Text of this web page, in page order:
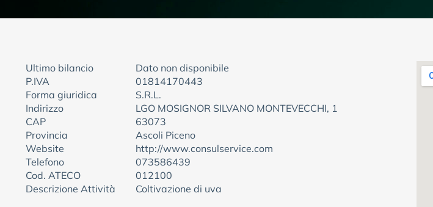
Ultimo bilancio
Dato non disponibile
P.IVA
01814170443
Forma giuridica
S.R.L.
Indirizzo
LGO MOSIGNOR SILVANO MONTEVECCHI, 1
CAP
63073
Provincia
Ascoli Piceno
Website
http://www.consulservice.com
Telefono
073586439
Cod. ATECO
012100
Descrizione Attività
Coltivazione di uva